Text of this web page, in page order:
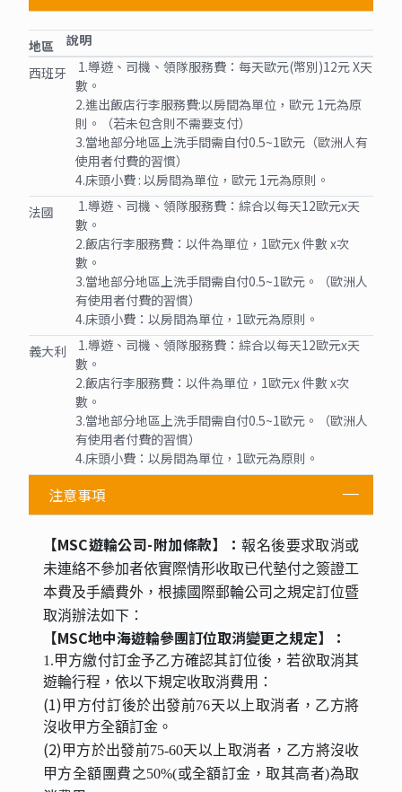
地區
說明
西班牙
1.導遊、司機、領隊服務費：每天歐元(幣別)12元 X天
數。
2.進出飯店行李服務費:以房間為單位，歐元 1元為原
則。（若未包含則不需要支付）
3.當地部分地區上洗手間需自付0.5~1歐元（歐洲人有
使用者付費的習慣）
4.床頭小費 : 以房間為單位，歐元 1元為原則。
法國
1.導遊、司機、領隊服務費：綜合以每天12歐元x天
數。
2.飯店行李服務費：以件為單位，1歐元x 件數 x次
數。
3.當地部分地區上洗手間需自付0.5~1歐元。（歐洲人
有使用者付費的習慣）
4.床頭小費：以房間為單位，1歐元為原則。
義大利
1.導遊、司機、領隊服務費：綜合以每天12歐元x天
數。
2.飯店行李服務費：以件為單位，1歐元x 件數 x次
數。
3.當地部分地區上洗手間需自付0.5~1歐元。（歐洲人
有使用者付費的習慣）
4.床頭小費：以房間為單位，1歐元為原則。
注意事項
【MSC遊輪公司-附加條款】：報名後要求取消或
未連絡不參加者依實際情形收取已代墊付之簽證工
本費及手續費外，根據國際郵輪公司之規定訂位暨
取消辦法如下：
【MSC地中海遊輪參團訂位取消變更之規定】：
1.甲方繳付訂金予乙方確認其訂位後，若欲取消其
遊輪行程，依以下規定收取消費用：
(1)甲方付訂後於出發前76天以上取消者，乙方將
沒收甲方全額訂金。
(2)甲方於出發前75-60天以上取消者，乙方將沒收
甲方全額團費之50%(或全額訂金，取其高者)為取